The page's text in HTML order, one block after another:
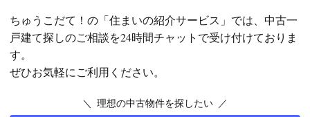
ちゅうこだて！の「住まいの紹介サービス」では、中古一
戸建て探しのご相談を24時間チャットで受け付けておりま
す。
ぜひお気軽にご利用ください。
＼ 理想の中古物件を探したい ／